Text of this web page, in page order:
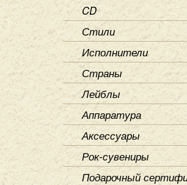
CD
Стили
Исполнители
Страны
Лейблы
Аппаратура
Аксессуары
Рок-сувениры
Подарочный